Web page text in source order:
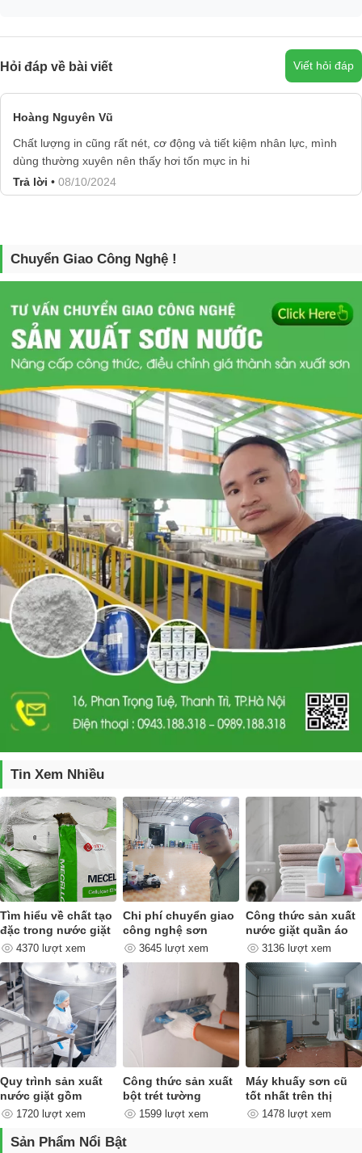
Hỏi đáp về bài viết Viết hỏi đáp
Hoàng Nguyên Vũ
Chất lượng in cũng rất nét, cơ động và tiết kiệm nhân lực, mình
dùng thường xuyên nên thấy hơi tốn mực in hi
Trả lời • 08/10/2024
Chuyển Giao Công Nghệ !
Tin Xem Nhiều
Tìm hiểu về chất tạo
đặc trong nước giặt
4370 lượt xem
Chi phí chuyển giao
công nghệ sơn
3645 lượt xem
Công thức sản xuất
nước giặt quần áo
quan trọng như thế
3136 lượt xem
Quy trình sản xuất
nước giặt gồm
những công đoạn
1720 lượt xem
Công thức sản xuất
bột trét tường
1599 lượt xem
Máy khuấy sơn cũ
tốt nhất trên thị
trường
1478 lượt xem
Sản Phẩm Nổi Bật